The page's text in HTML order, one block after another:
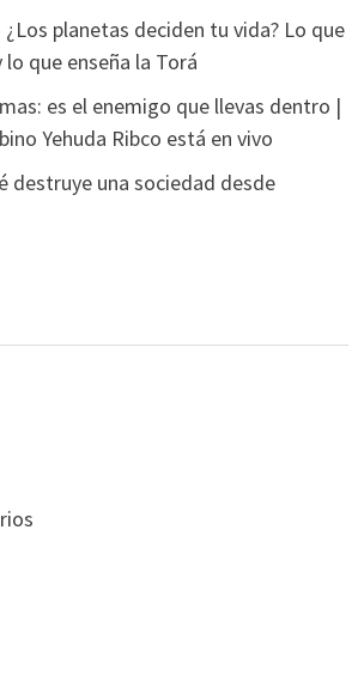
¿Los planetas deciden tu vida? Lo que
que enseña la Torá
es el enemigo que llevas dentro |
Yehuda Ribco está en vivo
destruye una sociedad desde